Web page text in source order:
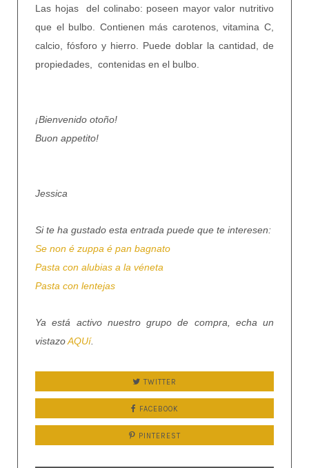
Las hojas del colinabo: poseen mayor valor nutritivo
que el bulbo. Contienen más carotenos, vitamina C,
calcio, fósforo y hierro. Puede doblar la cantidad, de
propiedades, contenidas en el bulbo.
¡Bienvenido otoño!
Buon appetito!
Jessica
Si te ha gustado esta entrada puede que te interesen:
Se non é zuppa é pan bagnato
Pasta con alubias a la véneta
Pasta con lentejas
Ya está activo nuestro grupo de compra, echa un
vistazoAQUí.
TWITTER
FACEBOOK
PINTEREST